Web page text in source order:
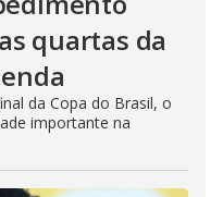
quartas da
da Copa do Brasil, o
importante na